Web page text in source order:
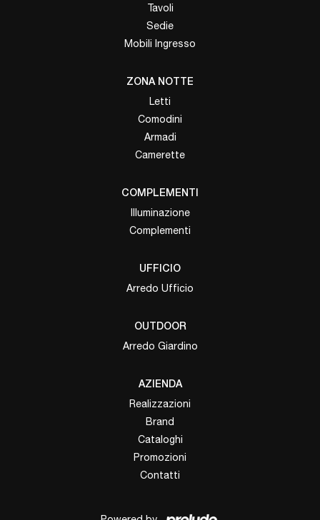
Tavoli
Sedie
Mobili Ingresso
ZONA NOTTE
Letti
Comodini
Armadi
Camerette
COMPLEMENTI
Illuminazione
Complementi
UFFICIO
Arredo Ufficio
OUTDOOR
Arredo Giardino
AZIENDA
Realizzazioni
Brand
Cataloghi
Promozioni
Contatti